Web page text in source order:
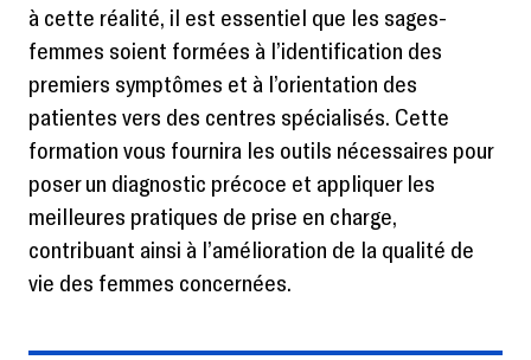
à cette réalité, il est essentiel que les sages-
femmes soient formées à l’identification des
premiers symptômes et à l’orientation des
patientes vers des centres spécialisés. Cette
formation vous fournira les outils nécessaires pour
poser un diagnostic précoce et appliquer les
meilleures pratiques de prise en charge,
contribuant ainsi à l’amélioration de la qualité de
vie des femmes concernées.